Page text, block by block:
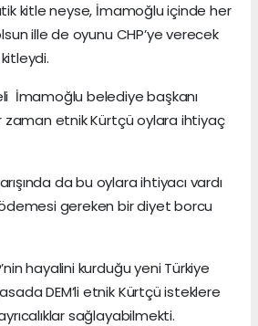
kitle neyse, İmamoğlu içinde her
ille de oyunu CHP’ye verecek
İmamoğlu belediye başkanı
zaman etnik Kürtçü oylara ihtiyaç
da bu oylara ihtiyacı vardı
gereken bir diyet borcu
hayalini kurduğu yeni Türkiye
DEM’li etnik Kürtçü isteklere
sağlayabilmekti.